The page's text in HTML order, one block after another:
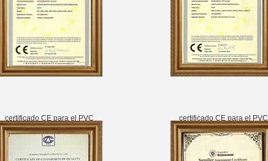
certificado CE para el PVC
alambre aislado
certificado CE para el PVC
alambre aislado